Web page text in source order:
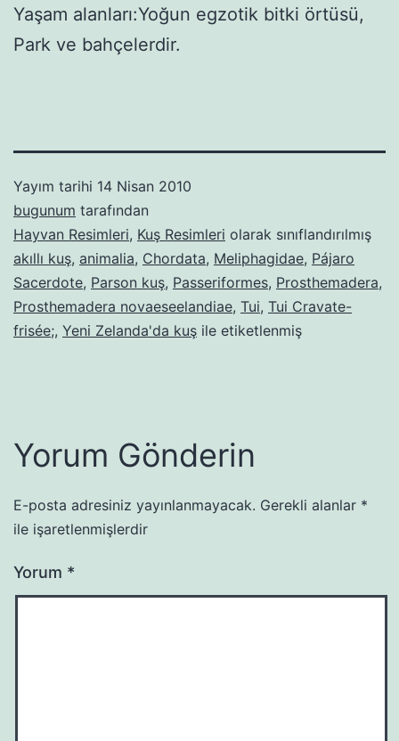
Yaşam alanları:Yoğun egzotik bitki örtüsü,
Park ve bahçelerdir.
Yayım tarihi 14 Nisan 2010
bugunum tarafından
Hayvan Resimleri, Kuş Resimleri olarak sınıflandırılmış
akıllı kuş, animalia, Chordata, Meliphagidae, Pájaro
Sacerdote, Parson kuş, Passeriformes, Prosthemadera,
Prosthemadera novaeseelandiae, Tui, Tui Cravate-
frisée;, Yeni Zelanda'da kuş ile etiketlenmiş
Yorum Gönderin
E-posta adresiniz yayınlanmayacak. Gerekli alanlar *
ile işaretlenmişlerdir
Yorum *